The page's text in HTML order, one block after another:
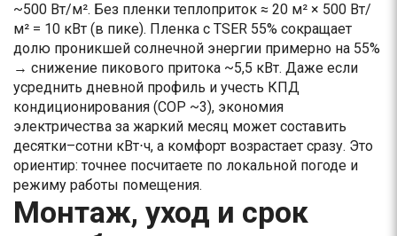
~500 Вт/м². Без пленки теплоприток ≈ 20 м² × 500 Вт/
м² = 10 кВт (в пике). Пленка с TSER 55% сокращает
долю проникшей солнечной энергии примерно на 55%
→ снижение пикового притока ~5,5 кВт. Даже если
усреднить дневной профиль и учесть КПД
кондиционирования (COP ~3), экономия
электричества за жаркий месяц может составить
десятки–сотни кВт⋅ч, а комфорт возрастает сразу. Это
ориентир: точнее посчитаете по локальной погоде и
режиму работы помещения.
Монтаж, уход и срок